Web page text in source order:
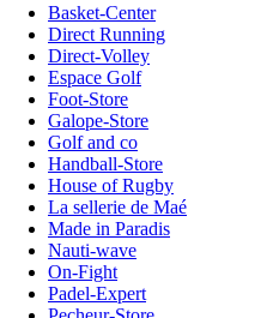
Basket-Center
Direct Running
Direct-Volley
Espace Golf
Foot-Store
Galope-Store
Golf and co
Handball-Store
House of Rugby
La sellerie de Maé
Made in Paradis
Nauti-wave
On-Fight
Padel-Expert